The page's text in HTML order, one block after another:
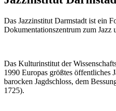
Das Jazzinstitut Darmstadt ist ein
Dokumentationszentrum zum
Das Kulturinstitut der
1990 Europas größtes öffentliches
barocken Jagdschloss, dem
1725).